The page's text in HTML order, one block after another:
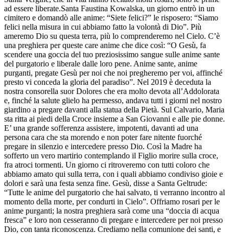
ad essere liberate.Santa Faustina Kowalska, un giorno entrò in un
cimitero e domandò alle anime: “Siete felici?” le risposero: “Siamo
felici nella misura in cui abbiamo fatto la volontà di Dio”. Più
ameremo Dio su questa terra, più lo comprenderemo nel Cielo. C’è
una preghiera per queste care anime che dice così: “O Gesù, fa
scendere una goccia del tuo preziosissimo sangue sulle anime sante
del purgatorio e liberale dalle loro pene. Anime sante, anime
purganti, pregate Gesù per noi che noi pregheremo per voi, affinché
presto vi conceda la gloria del paradiso”. Nel 2019 è deceduta la
nostra consorella suor Dolores che era molto devota all’Addolorata
e, finché la salute glielo ha permesso, andava tutti i giorni nel nostro
giardino a pregare davanti alla statua della Pietà. Sul Calvario, Maria
sta ritta ai piedi della Croce insieme a San Giovanni e alle pie donne.
E’ una grande sofferenza assistere, impotenti, davanti ad una
persona cara che sta morendo e non poter fare nitente fuorché
pregare in silenzio e intercedere presso Dio. Così la Madre ha
sofferto un vero martirio contemplando il Figlio morire sulla croce,
fra atroci tormenti. Un giorno ci ritroveremo con tutti coloro che
abbiamo amato qui sulla terra, con i quali abbiamo condiviso gioie e
dolori e sarà una festa senza fine. Gesù, disse a Santa Geltrude:
“Tutte le anime del purgatorio che hai salvato, ti verranno incontro al
momento della morte, per condurti in Cielo”. Offriamo rosari per le
anime purganti; la nostra preghiera sarà come una “doccia di acqua
fresca” e loro non cesseranno di pregare e intercedere per noi presso
Dio, con tanta riconoscenza. Crediamo nella comunione dei santi, e